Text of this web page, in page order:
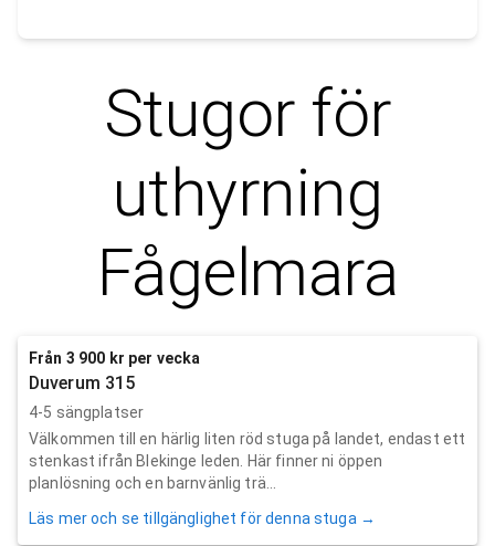
Stugor för
uthyrning
Fågelmara
Från 3 900 kr per vecka
Duverum 315
4-5 sängplatser
Välkommen till en härlig liten röd stuga på landet, endast ett
stenkast ifrån Blekinge leden. Här finner ni öppen
planlösning och en barnvänlig trä...
Läs mer och se tillgänglighet för denna stuga →